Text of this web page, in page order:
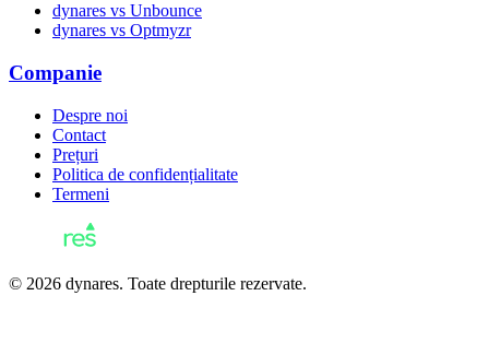
dynares vs Unbounce
dynares vs Optmyzr
Companie
Despre noi
Contact
Prețuri
Politica de confidențialitate
Termeni
© 2026 dynares. Toate drepturile rezervate.